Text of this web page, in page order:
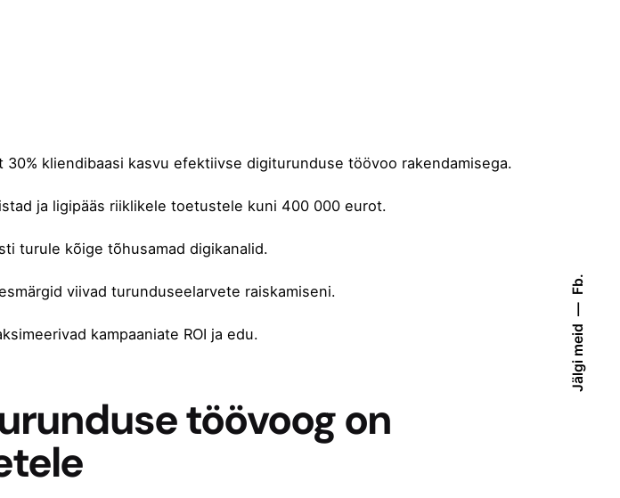
Jälgi meid
Fb.
kliendibaasi kasvu efektiivse digiturunduse töövoo rakendamisega.
ja ligipääs riiklikele toetustele kuni 400 000 eurot.
turule kõige tõhusamad digikanalid.
viivad turunduseelarvete raiskamiseni.
kampaaniate ROI ja edu.
töövoog on